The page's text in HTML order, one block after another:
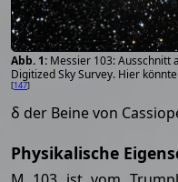
Messier 103: Ausschnitt
Digitized Sky Survey. Hier
[147]
δ der Beine von
Physikalische